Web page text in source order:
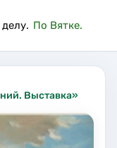
По Вятке.
Выставка»